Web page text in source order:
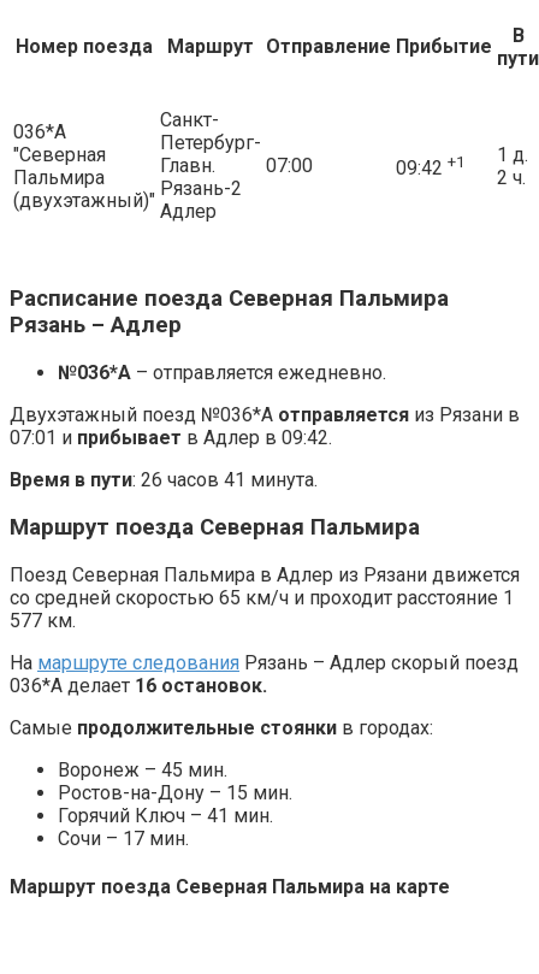
Номер поезда Маршрут Отправление Прибытие
В
пути
036*А
"Северная
Пальмира
(двухэтажный)"
Санкт-
Петербург-
Главн.
Рязань-2
Адлер
07:00 09:42 +1
1 д.
2 ч.
Расписание поезда Северная Пальмира
Рязань – Адлер
№036*А – отправляется ежедневно.
Двухэтажный поезд №036*А отправляется из Рязани в
07:01 и прибывает в Адлер в 09:42.
Время в пути: 26 часов 41 минута.
Маршрут поезда Северная Пальмира
Поезд Северная Пальмира в Адлер из Рязани движется
со средней скоростью 65 км/ч и проходит расстояние 1
577 км.
На маршруте следования Рязань – Адлер скорый поезд
036*А делает 16 остановок.
Самые продолжительные стоянки в городах:
Воронеж – 45 мин.
Ростов-на-Дону – 15 мин.
Горячий Ключ – 41 мин.
Сочи – 17 мин.
Маршрут поезда Северная Пальмира на карте